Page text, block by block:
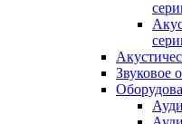
Звуковое